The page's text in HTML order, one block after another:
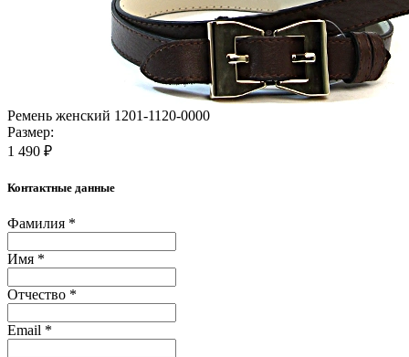
Ремень женский 1201-1120-0000
Размер:
1 490 ₽
Контактные данные
Фамилия *
Имя *
Отчество *
Email *